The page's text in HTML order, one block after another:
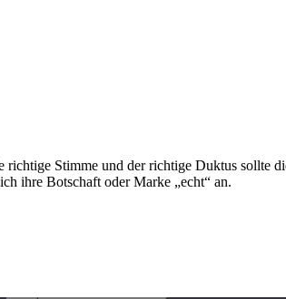
Stimme und der richtige Duktus sollte
ihre Botschaft oder Marke „echt“ an.